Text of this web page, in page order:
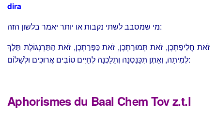
dira
מי שמסבב לשתי נקבות או יותר יאמר בלשון הזה:
זֹאת חֲלִיפַתְכֶן, זֹאת תְּמוּרַתְכֶן, זֹאת כַּפָּרַתְכֶן, זֹאת הַתַּרְנְגוֹלֶת תֵּלֵךְ
לְמִיתָה, וְאַתֶּן תִּכָּנַסְנָה וְתֵלַכְנָה לְחַיִּים טוֹבִים אֲרוּכִים וּלְשָׁלוֹם:
Aphorismes du Baal Chem Tov z.t.l